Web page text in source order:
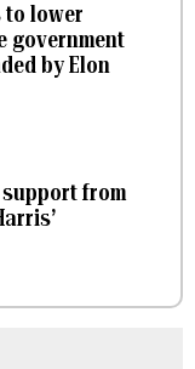
to lower
government
by Elon
from